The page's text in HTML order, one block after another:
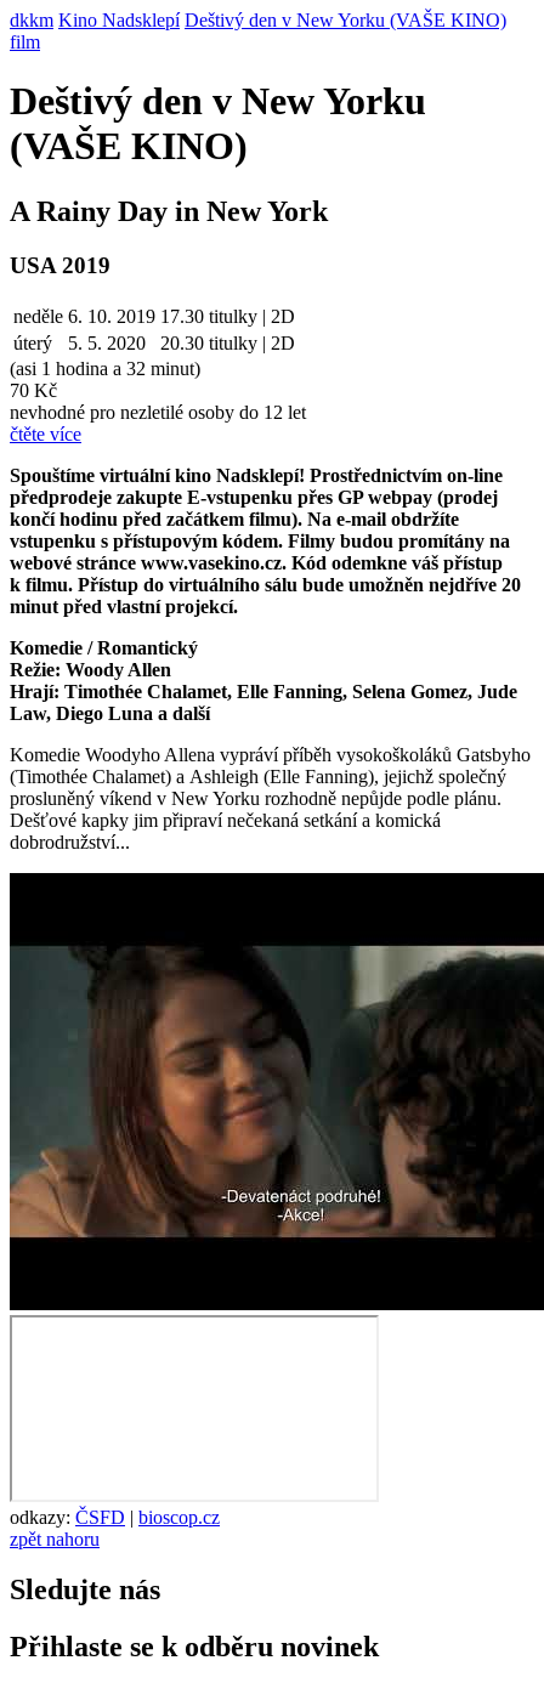
dkkm Kino Nadsklepí Deštivý den v New Yorku (VAŠE KINO)
film
Deštivý den v New Yorku
(VAŠE KINO)
A Rainy Day in New York
USA 2019
neděle 6. 10. 2019 17.30 titulky | 2D
úterý
5. 5. 2020 20.30 titulky | 2D
(asi 1 hodina a 32 minut)
70 Kč
nevhodné pro nezletilé osoby do 12 let
čtěte více
Spouštíme virtuální kino Nadsklepí! Prostřednictvím on-line
předprodeje zakupte E-vstupenku přes GP webpay (prodej
končí hodinu před začátkem filmu). Na e-mail obdržíte
vstupenku s přístupovým kódem. Filmy budou promítány na
webové stránce www.vasekino.cz. Kód odemkne váš přístup
k filmu. Přístup do virtuálního sálu bude umožněn nejdříve 20
minut před vlastní projekcí.
Komedie / Romantický
Režie: Woody Allen
Hrají: Timothée Chalamet, Elle Fanning, Selena Gomez, Jude
Law, Diego Luna a další
Komedie Woodyho Allena vypráví příběh vysokoškoláků Gatsbyho
(Timothée Chalamet) a Ashleigh (Elle Fanning), jejichž společný
prosluněný víkend v New Yorku rozhodně nepůjde podle plánu.
Dešťové kapky jim připraví nečekaná setkání a komická
dobrodružství...
odkazy: ČSFD | bioscop.cz
zpět nahoru
Sledujte nás
Přihlaste se k odběru novinek